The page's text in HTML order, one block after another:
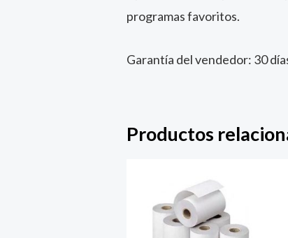
programas favoritos.
Garantía del vendedor: 30
Productos